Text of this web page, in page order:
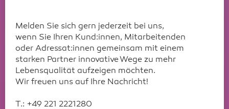
Melden Sie sich gern jederzeit bei uns,
wenn Sie Ihren Kund:innen, Mitarbeitenden
oder Adressat:innen gemeinsam mit einem
starken Partner innovative Wege zu mehr
Lebensqualität aufzeigen möchten.
Wir freuen uns auf Ihre Nachricht!
T.: +49 221 2221280